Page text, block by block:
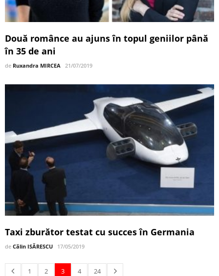
Două românce au ajuns în topul geniilor până
în 35 de ani
de Ruxandra MIRCEA 21/07/2019
Taxi zburător testat cu succes în Germania
de Călin ISĂRESCU 17/05/2019
1 2 3 4 24